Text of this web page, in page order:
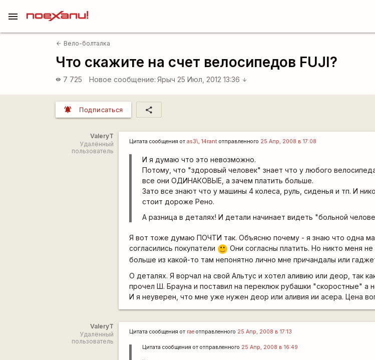
menu
arrow_back Вело-болталка
Что скажите на счет велосипедов FUJI?
visibility 7 725 Новое сообщение: Ярыч 25 Июл, 2012 13:36 arrow_downward
notifications_active Подписаться share
ValeryT
Удалённый
пользователь
Цитата сообщения отas3\, 14rant отправленного 25 Апр, 2008 в 17:08
И я думаю что это невозможно.
Потому, что "здоровый человек" знает что у любого
все они ОДИНАКОВЫЕ, а зачем платить больше.
Зато все знают что у машины 4 колеса, руль, сиденья и тп. И
стоит дороже Рено.
А разница в деталях! И детали начинает видеть "больной
Я вот тоже думаю ПОЧТИ так. Объясню почему - я знаю что одна
согласились покупатели
:) Они согласны платить. Но никто меня
больше из какой-то там непонятно лично мне причандалы или
О деталях. Я ворчал на свой Альтус и хотел аливию или деор, так
прочел Ш. Брауна и поставил на переклюк рубашки "скоростные" а
И я неуверен, что мне уже нужен деор или аливия ии асера. Цена
ValeryT
Удалённый
пользователь
Цитата сообщения от rae отправленного 25 Апр, 2008 в 17:13
Цитата сообщения ототправленного 25 Апр, 2008 в 16:49